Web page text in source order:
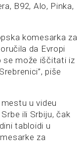
B92, Alo, Pinka,
komesarka za
da Evropi
se može iščitati iz
piše
u videu
ili Srbiju, čak
tabloidi u
za